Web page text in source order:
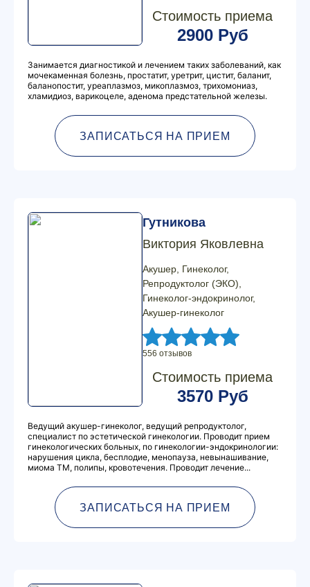
Стоимость приема
2900 Руб
Занимается диагностикой и лечением таких заболеваний, как
мочекаменная болезнь, простатит, уретрит, цистит, баланит,
баланопостит, уреаплазмоз, микоплазмоз, трихомониаз,
хламидиоз, варикоцеле, аденома предстательной железы.
ЗАПИСАТЬСЯ НА ПРИЕМ
Гутникова
Виктория Яковлевна
Акушер, Гинеколог,
Репродуктолог (ЭКО),
Гинеколог-эндокринолог,
Акушер-гинеколог
556 отзывов
Стоимость приема
3570 Руб
Ведущий акушер-гинеколог, ведущий репродуктолог,
специалист по эстетической гинекологии. Проводит прием
гинекологических больных, по гинекологии-эндокринологии:
нарушения цикла, бесплодие, менопауза, невынашивание,
миома ТМ, полипы, кровотечения. Проводит лечение...
ЗАПИСАТЬСЯ НА ПРИЕМ